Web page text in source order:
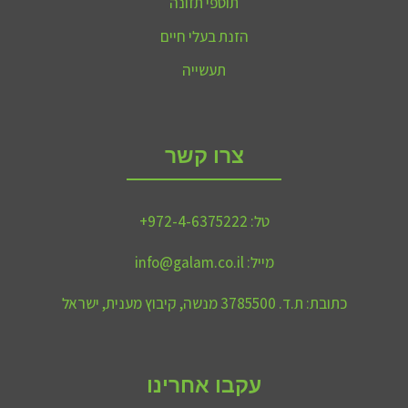
הזנת בעלי חיים
תעשייה
צרו קשר
טל: 972-4-6375222+
מייל:info@galam.co.il
כתובת: ת.ד. 3785500 מנשה, קיבוץ מענית, ישראל
עקבו אחרינו